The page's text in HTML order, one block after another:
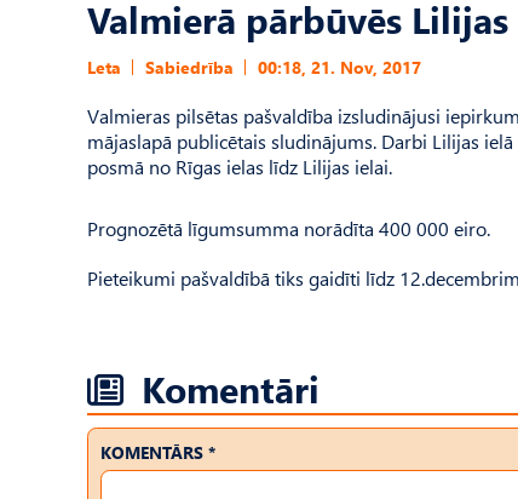
Valmierā pārbūvēs
Leta Sabiedrība 00:18, 21. Nov, 2017
Valmieras pilsētas pašvaldība izsludinājusi
mājaslapā publicētais sludinājums. Darbi Lilijas
posmā no Rīgas ielas līdz Lilijas ielai.
Prognozētā līgumsumma norādīta 400 000 eiro.
Pieteikumi pašvaldībā tiks gaidīti līdz
Komentāri
KOMENTĀRS *